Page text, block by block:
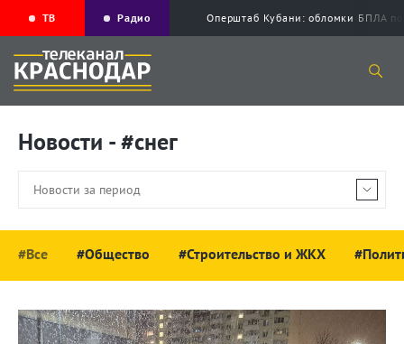
ТВ Радио Оперштаб Кубани: обломки БПЛА
Новости - #снег
#Все #Общество #Строительство и ЖКХ